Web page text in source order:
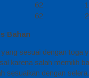
62
62
Bahan
sesuai dengan toga
karena salah memilih
sesuaikan dengan